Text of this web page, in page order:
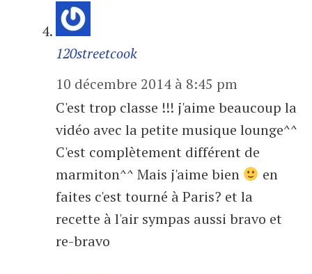
120streetcook
10 décembre 2014 à 8:45 pm
C'est trop classe !!! j'aime beaucoup la
vidéo avec la petite musique lounge^^
C'est complètement différent de
marmiton^^ Mais j'aime bien
en
faites c'est tourné à Paris? et la
recette à l'air sympas aussi bravo et
re-bravo